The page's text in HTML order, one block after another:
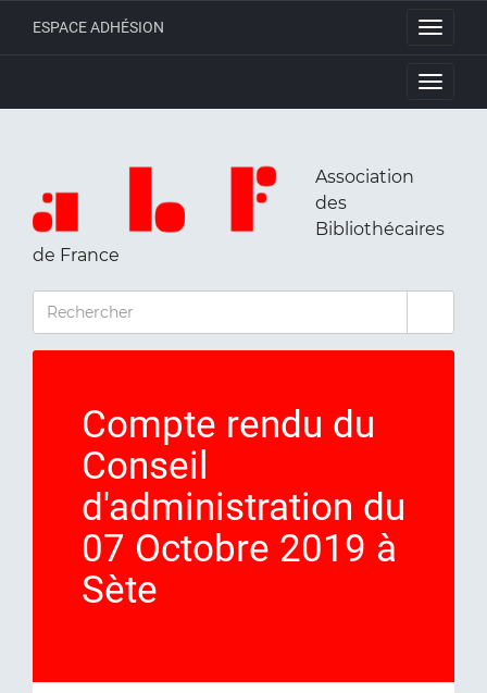
Toggle
ESPACE ADHÉSION
Toggle
Association
des
Bibliothécaires
de France
RECHERCHER
Compte rendu du
Conseil
d'administration du
07 Octobre 2019 à
Sète